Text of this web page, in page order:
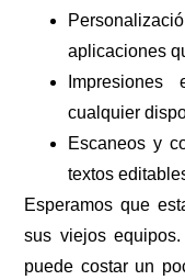
aplicaciones
cualquier
Escaneos y
textos
Esperamos que
sus viejos
puede costar un